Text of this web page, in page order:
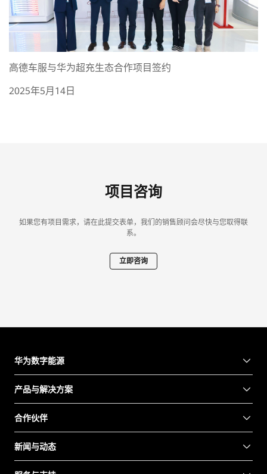
高德车服与华为超充生态合作项目签约
2025年5月14日
项目咨询
如果您有项目需求，请在此提交表单，我们的销售顾问会尽快与您取得联
系。
立即咨询
华为数字能源
产品与解决方案
合作伙伴
新闻与动态